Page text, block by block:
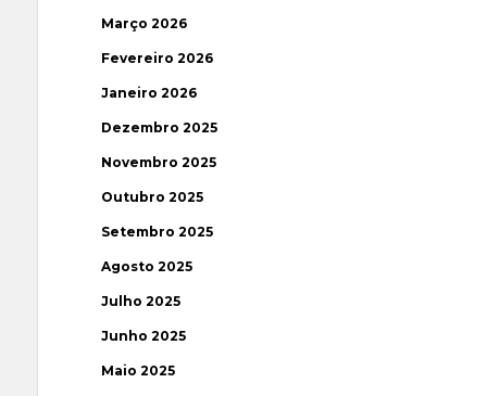
Março 2026
Fevereiro 2026
Janeiro 2026
Dezembro 2025
Novembro 2025
Outubro 2025
Setembro 2025
Agosto 2025
Julho 2025
Junho 2025
Maio 2025